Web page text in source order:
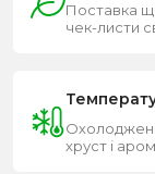
Поставка
чек-листи
хруст і